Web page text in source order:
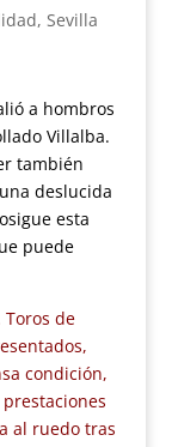
, Sevilla
a hombros
Villalba.
también
deslucida
esta
puede
de
condición,
al ruedo tras